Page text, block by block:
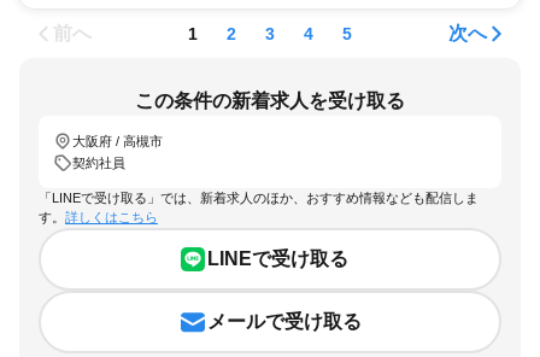
前へ 1 2 3 4 5 次へ
この条件の新着求人を受け取る
大阪府 / 高槻市
契約社員
「LINEで受け取る」では、新着求人のほか、おすすめ情報なども配信しま
す。 詳しくはこちら
LINEで受け取る
メールで受け取る